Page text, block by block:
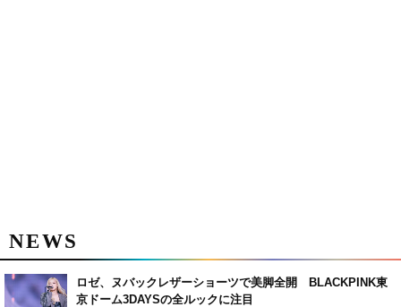
NEWS
ロゼ、ヌバックレザーショーツで美脚全開 BLACKPINK東
京ドーム3DAYSの全ルックに注目